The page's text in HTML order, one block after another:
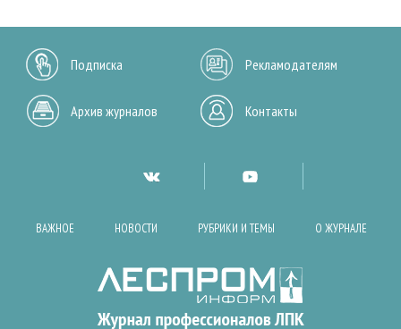
Подписка Рекламодателям
Архив журналов Контакты
ВАЖНОЕ НОВОСТИ РУБРИКИ И ТЕМЫ О ЖУРНАЛЕ